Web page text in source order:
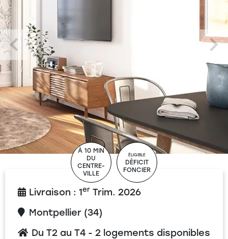
À 10 MIN
DU
CENTRE-
VILLE
ÉLIGIBLE
DÉFICIT
FONCIER
Livraison : 1er Trim. 2026
Montpellier (34)
Du T2 au T4 - 2 logements disponibles